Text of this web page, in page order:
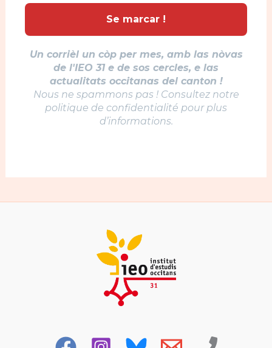
Un corrièl un còp per mes, amb las nòvas
de l'IEO 31 e de sos cercles, e las
actualitats occitanas del canton !
Nous ne spammons pas ! Consultez notre
politique de confidentialité pour plus
d’informations.